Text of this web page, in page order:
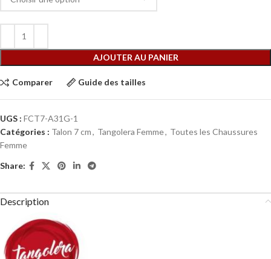
AJOUTER AU PANIER
Comparer Guide des tailles
UGS : FCT7-A31G-1
Catégories : Talon 7 cm, Tangolera Femme, Toutes les Chaussures
Femme
Share:
Description